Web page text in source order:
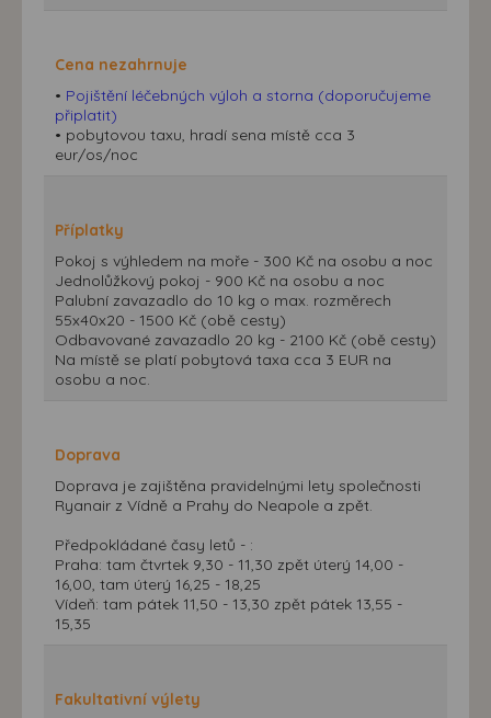
Cena nezahrnuje
• Pojištění léčebných výloh a storna (doporučujeme
připlatit)
• pobytovou taxu, hradí sena místě cca 3
eur/os/noc
Příplatky
Pokoj s výhledem na moře - 300 Kč na osobu a noc
Jednolůžkový pokoj - 900 Kč na osobu a noc
Palubní zavazadlo do 10 kg o max. rozměrech
55x40x20 - 1500 Kč (obě cesty)
Odbavované zavazadlo 20 kg - 2100 Kč (obě cesty)
Na místě se platí pobytová taxa cca 3 EUR na
osobu a noc.
Doprava
Doprava je zajištěna pravidelnými lety společnosti
Ryanair z Vídně a Prahy do Neapole a zpět.
Předpokládané časy letů - :
Praha: tam čtvrtek 9,30 - 11,30 zpět úterý 14,00 -
16,00, tam úterý 16,25 - 18,25
Vídeň: tam pátek 11,50 - 13,30 zpět pátek 13,55 -
15,35
Fakultativní výlety